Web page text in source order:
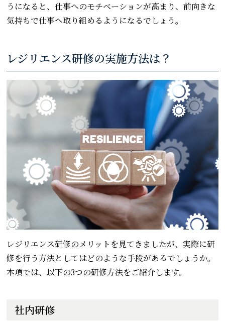
うになると、仕事へのモチベーションが高まり、前向きな
気持ちで仕事へ取り組めるようになるでしょう。
レジリエンス研修の実施方法は？
レジリエンス研修のメリットを見てきましたが、実際に研
修を行う方法としてはどのような手段があるでしょうか。
本項では、以下の3つの研修方法をご紹介します。
社内研修